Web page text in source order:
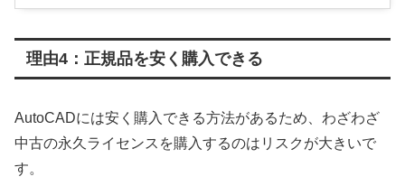
理由4：正規品を安く購入できる
AutoCADには安く購入できる方法があるため、わざわざ
中古の永久ライセンスを購入するのはリスクが大きいで
す。